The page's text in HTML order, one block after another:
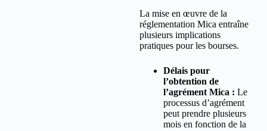
La mise en œuvre de la
réglementation Mica entraîne
plusieurs implications
pratiques pour les bourses.
Délais pour
l’obtention de
l’agrément Mica : Le
processus d’agrément
peut prendre plusieurs
mois en fonction de la